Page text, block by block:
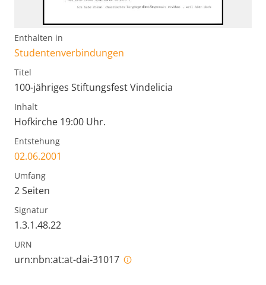
Enthalten in
Studentenverbindungen
Titel
100-jähriges Stiftungsfest Vindelicia
Inhalt
Hofkirche 19:00 Uhr.
Entstehung
02.06.2001
Umfang
2 Seiten
Signatur
1.3.1.48.22
URN
urn:nbn:at:at-dai-31017